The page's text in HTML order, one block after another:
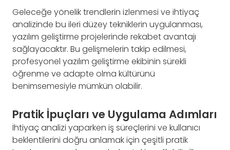
Geleceğe yönelik trendlerin izlenmesi ve ihtiyaç
analizinde bu ileri düzey tekniklerin uygulanması,
yazılım geliştirme projelerinde rekabet avantajı
sağlayacaktır. Bu gelişmelerin takip edilmesi,
profesyonel yazılım geliştirme ekibinin sürekli
öğrenme ve adapte olma kültürünü
benimsemesiyle mümkün olabilir.
Pratik İpuçları ve Uygulama Adımları
İhtiyaç analizi yaparken iş süreçlerini ve kullanıcı
beklentilerini doğru anlamak için çeşitli pratik